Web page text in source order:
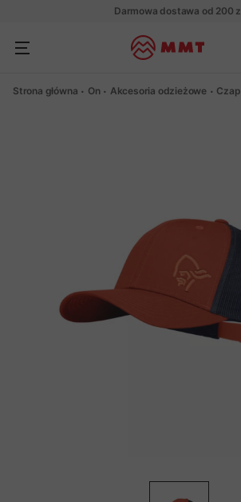
Darmowa dostawa od 200
Strona główna On Akcesoria odzieżowe